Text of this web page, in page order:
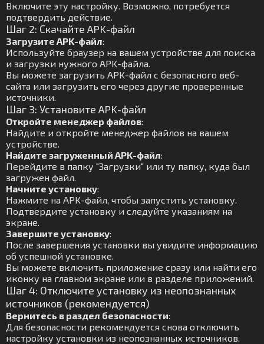
Включите эту настройку. Возможно, потребуется
подтвердить действие.
Шаг 2: Скачайте APK-файл
Загрузите APK-файл:
Используйте браузер на вашем устройстве для поиска
и загрузки нужного APK-файла.
Вы можете загрузить APK-файл с безопасного веб-
сайта или загрузить его через другие проверенные
источники.
Шаг 3: Установите APK-файл
Откройте менеджер файлов:
Найдите и откройте менеджер файлов на вашем
устройстве.
Найдите загруженный APK-файл:
Перейдите в папку "Загрузки" или ту папку, куда был
загружен файл.
Начните установку:
Нажмите на APK-файл, чтобы запустить установку.
Подтвердите установку и следуйте указаниям на
экране.
Завершите установку:
После завершения установки вы увидите информацию
об успешной установке.
Вы можете включить приложение сразу или найти его
иконку на главном экране или в разделе приложений.
Шаг 4: Отключите установку из неопознанных
источников (рекомендуется)
Вернитесь в раздел безопасности:
Для безопасности рекомендуется снова отключить
настройку установки из неопознанных источников.